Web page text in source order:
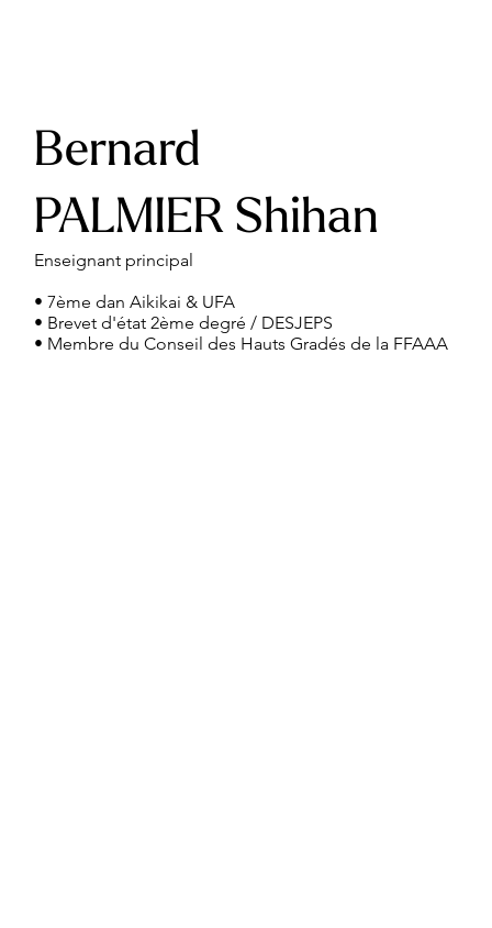
Bernard
PALMIER Shihan
Enseignant principal
• 7ème dan Aikikai & UFA
• Brevet d'état 2ème degré / DESJEPS
• Membre du Conseil des Hauts Gradés de la FFAAA